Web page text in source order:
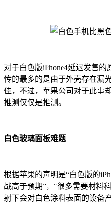
对于白色版iPhone4延迟发售
传的最多的是由于外壳存在漏
佳，不过，苹果公司对于此事
推测仅仅是推测。
白色玻璃面板难题
根据苹果的声明是“白色版的
战高于预期”，“很多需要材料
射下会对白色涂料表面的设备